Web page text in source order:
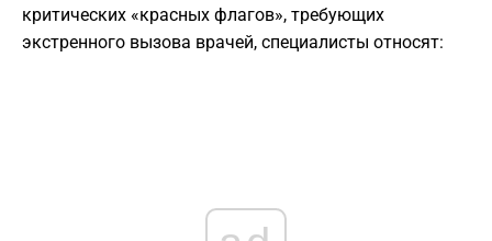
критических «красных флагов», требующих
экстренного вызова врачей, специалисты относят: